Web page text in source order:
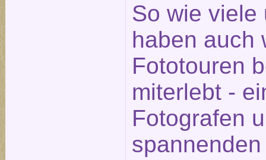
So wie viele
haben auch
Fototouren
miterlebt -
Fotografen